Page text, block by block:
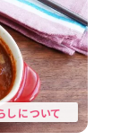
しについて